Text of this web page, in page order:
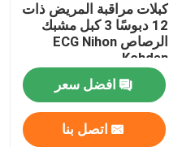
كبلات مراقبة المريض ذات
12 دبوسًا 3 كبل مشبك
الرصاص ECG Nihon
Kohden
افضل سعر
اتصل بنا